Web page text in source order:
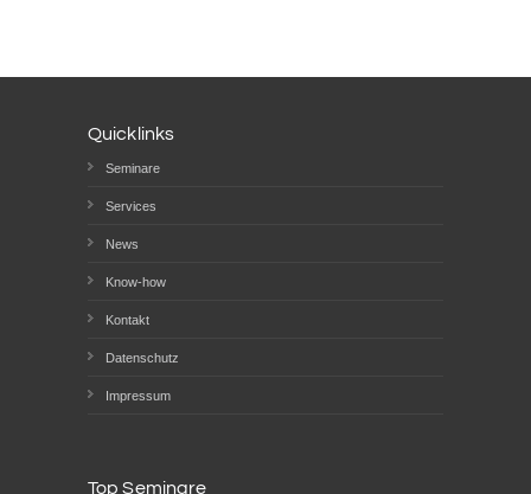
Quicklinks
Seminare
Services
News
Know-how
Kontakt
Datenschutz
Impressum
Top Seminare